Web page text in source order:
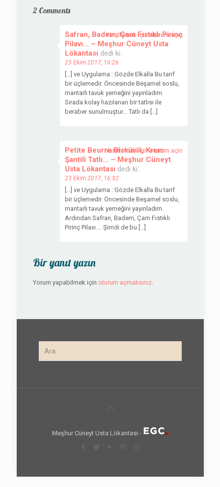
2 Comments
Safran, Badem, Çam Fıstıklı Pirinç
Pilavı… – Meşhur Cüneyt Usta
Lökantası dedi ki:
23 Ekim 2017, 16:26
[…] ve Uygulama : Gözde Elkalla Bu tarif
bir üçlemedir. Öncesinde Beşamel soslu,
mantarlı tavuk yemeğini yayınladım.
Sırada kolay hazılanan bir tatlısı ile
beraber sunulmuştur… Tatlı da […]
Yanıtlamak için oturum açın
Petite Beurre Bisküvili, Krem
Şantili Tatlı… – Meşhur Cüneyt
Usta Lökantası dedi ki:
23 Ekim 2017, 16:32
[…] ve Uygulama : Gözde Elkalla Bu tarif
bir üçlemedir. Öncesinde Beşamel soslu,
mantarlı tavuk yemeğini yayınladım.
Ardından Safran, Badem, Çam Fıstıklı
Pirinç Pilavı…. Şimdi de bu […]
Yanıtlamak için oturum açın
Bir yanıt yazın
Yorum yapabilmek için oturum açmalısınız.
Meşhur Cüneyt Usta Lökantası -